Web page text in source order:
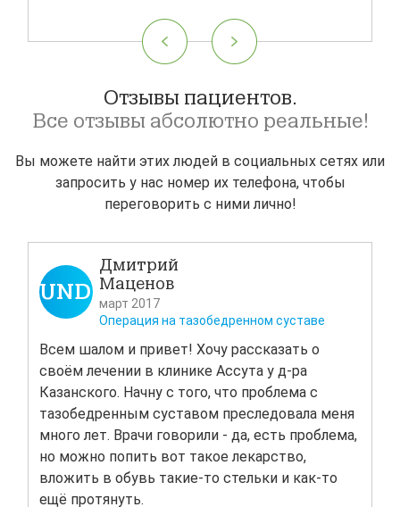
Отзывы пациентов.
Все отзывы абсолютно реальные!
Вы можете найти этих людей в социальных сетях или
запросить у нас номер их телефона, чтобы
переговорить с ними лично!
UNDEFINED
Дмитрий
Маценов
март 2017
Операция на тазобедренном суставе
Всем шалом и привет! Хочу рассказать о
своём лечении в клинике Ассута у д-ра
Казанского. Начну с того, что проблема с
тазобедренным суставом преследовала меня
много лет. Врачи говорили - да, есть проблема,
но можно попить вот такое лекарство,
вложить в обувь такие-то стельки и как-то
ещё протянуть.